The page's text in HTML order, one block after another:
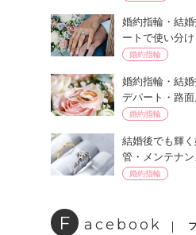
婚約指輪・結
ートで使い分
婚約指輪
婚約指輪・結
デパート・路
婚約指輪
結婚後でも輝
管・メンテナ
婚約指輪
F acebook